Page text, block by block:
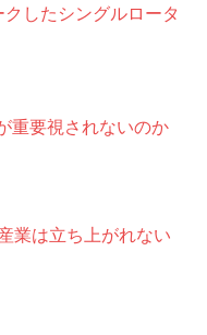
したシングルロータ
重要視されないのか
業は立ち上がれない